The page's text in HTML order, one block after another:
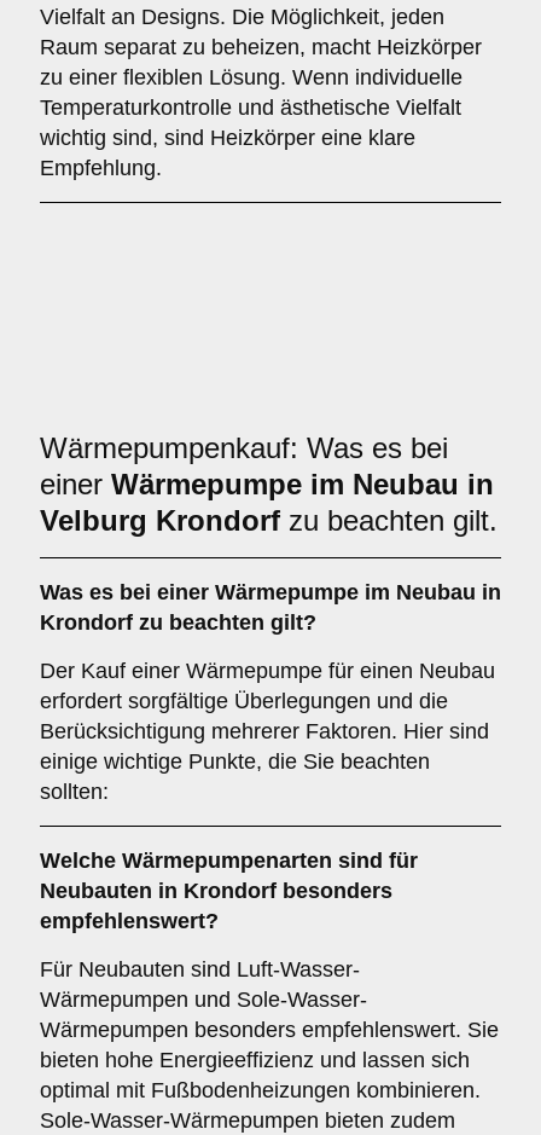
Vielfalt an Designs. Die Möglichkeit, jeden
Raum separat zu beheizen, macht Heizkörper
zu einer flexiblen Lösung. Wenn individuelle
Temperaturkontrolle und ästhetische Vielfalt
wichtig sind, sind Heizkörper eine klare
Empfehlung.
Wärmepumpenkauf: Was es bei
einer Wärmepumpe im Neubau in
Velburg Krondorf zu beachten gilt.
Was es bei einer Wärmepumpe im Neubau in
Krondorf zu beachten gilt?
Der Kauf einer Wärmepumpe für einen Neubau
erfordert sorgfältige Überlegungen und die
Berücksichtigung mehrerer Faktoren. Hier sind
einige wichtige Punkte, die Sie beachten
sollten:
Welche Wärmepumpenarten sind für
Neubauten in Krondorf besonders
empfehlenswert?
Für Neubauten sind Luft-Wasser-
Wärmepumpen und Sole-Wasser-
Wärmepumpen besonders empfehlenswert. Sie
bieten hohe Energieeffizienz und lassen sich
optimal mit Fußbodenheizungen kombinieren.
Sole-Wasser-Wärmepumpen bieten zudem